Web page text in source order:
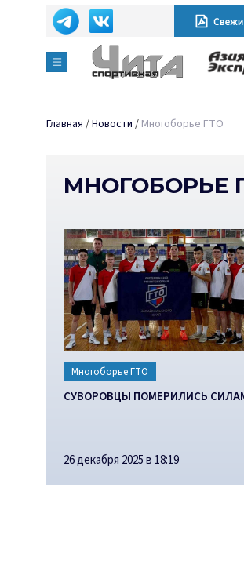
Главная /Новости / Многоборье ГТО
МНОГОБОРЬЕ
Многоборье ГТО
СУВОРОВЦЫ ПОМЕРИЛИСЬ
26 декабря 2025 в 18:19